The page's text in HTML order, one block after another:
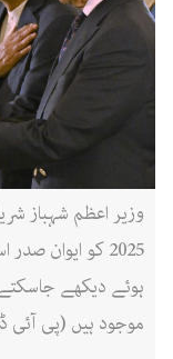
2025 کو ایوان
ہوئے دیکھے
موجود ہیں (پی آئی